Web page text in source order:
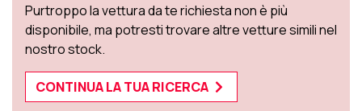
Purtroppo la vettura da te richiesta non è più
disponibile, ma potresti trovare altre vetture simili nel
nostro stock.
CONTINUA LA TUA RICERCA